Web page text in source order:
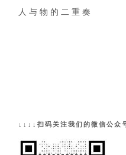
人 与 物 的 二 重 奏
↓↓↓↓扫码关注我们的微信公众